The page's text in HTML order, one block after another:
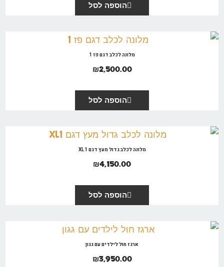
הוספה לסל
מלונה לכלב דגם פז 1
₪2,500.00
הוספה לסל
מלונה לכלב גדול מעץ דגם XL1
₪4,150.00
הוספה לסל
ארגז חול לילדים עם גגון
₪3,950.00